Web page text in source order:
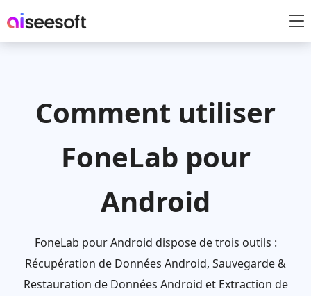
Comment utiliser
FoneLab pour
Android
FoneLab pour Android dispose de trois outils :
Récupération de Données Android, Sauvegarde &
Restauration de Données Android et Extraction de